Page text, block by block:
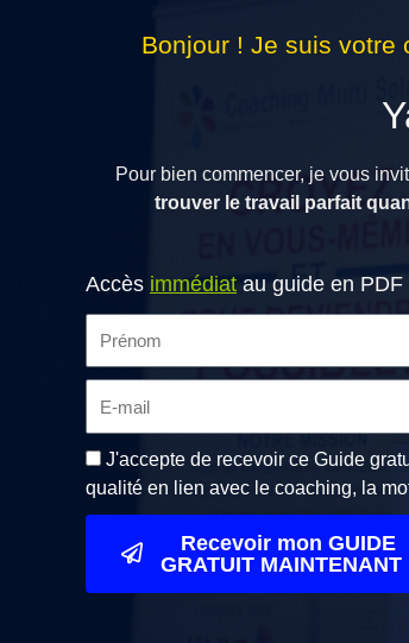
Bonjour ! Je suis votre
Pour bien commencer, je vous
trouver le travail parfait
Accès immédiat au guide en
J'accepte de recevoir ce Guide
qualité en lien avec le coaching, la
Recevoir mon GUIDE
GRATUIT MAINTENANT